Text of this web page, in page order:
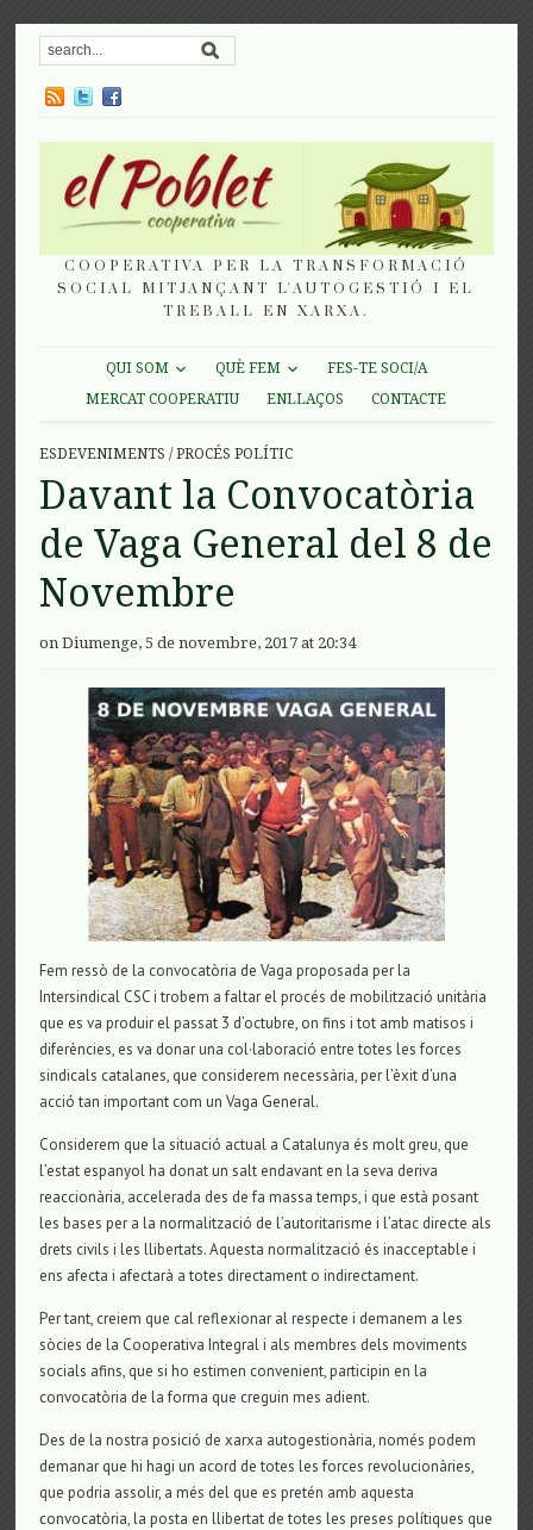
COOPERATIVA PER LA TRANSFORMACIÓ
SOCIAL MITJANÇANT L'AUTOGESTIÓ I EL
TREBALL EN XARXA.
QUI SOM QUÈ FEM
FES-TE SOCI/A
MERCAT COOPERATIU
ENLLAÇOS CONTACTE
ESDEVENIMENTS /PROCÉS POLÍTIC
Davant la Convocatòria
de Vaga General del 8 de
Novembre
on Diumenge, 5 de novembre, 2017 at 20:34
Fem ressò de la convocatòria de Vaga proposada per la
Intersindical CSC i trobem a faltar el procés de mobilització unitària
que es va produir el passat 3 d’octubre, on fins i tot amb matisos i
diferències, es va donar una col·laboració entre totes les forces
sindicals catalanes, que considerem necessària, per l’èxit d’una
acció tan important com un Vaga General.
Considerem que la situació actual a Catalunya és molt greu, que
l’estat espanyol ha donat un salt endavant en la seva deriva
reaccionària, accelerada des de fa massa temps, i que està posant
les bases per a la normalització de l’autoritarisme i l’atac directe als
drets civils i les llibertats. Aquesta normalització és inacceptable i
ens afecta i afectarà a totes directament o indirectament.
Per tant, creiem que cal reflexionar al respecte i demanem a les
sòcies de la Cooperativa Integral i als membres dels moviments
socials afins, que si ho estimen convenient, participin en la
convocatòria de la forma que creguin mes adient.
Des de la nostra posició de xarxa autogestionària, només podem
demanar que hi hagi un acord de totes les forces revolucionàries,
que podria assolir, a més del que es pretén amb aquesta
convocatòria, la posta en llibertat de totes les preses polítiques que